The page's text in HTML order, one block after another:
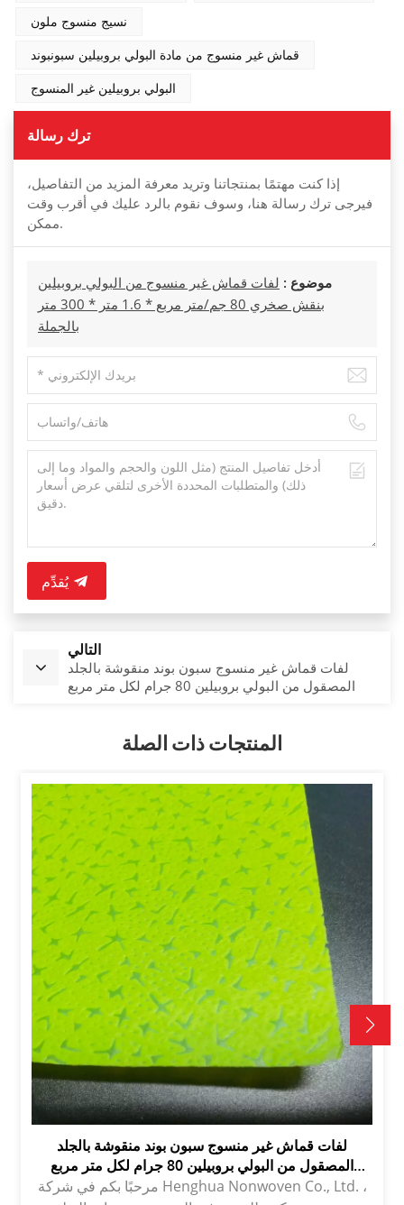
نسيج منسوج ملون
قماش غير منسوج من مادة البولي بروبيلين سبونبوند
البولي بروبيلين غير المنسوج
ترك رسالة
إذا كنت مهتمًا بمنتجاتنا وتريد معرفة المزيد من التفاصيل،
فيرجى ترك رسالة هنا، وسوف نقوم بالرد عليك في أقرب وقت
ممكن.
موضوع : لفات قماش غير منسوج من البولي بروبيلين
بنقش صخري 80 جم/متر مربع * 1.6 متر * 300 متر
بالجملة
يُقدِّم
التالي
لفات قماش غير منسوج سبون بوند منقوشة بالجلد
المصقول من البولي بروبيلين 80 جرام لكل متر مربع
المنتجات ذات الصلة
لفات قماش غير منسوج سبون بوند منقوشة بالجلد
المصقول من البولي بروبيلين 80 جرام لكل متر مربع
بالجملة قماش TNT
مرحبًا بكم في شركة Henghua Nonwoven Co., Ltd. ،